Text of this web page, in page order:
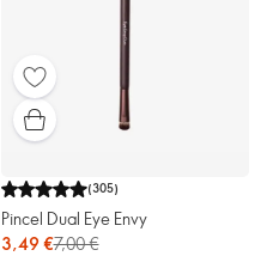
(305)
Pincel Dual Eye Envy
3,49 €7,00 €